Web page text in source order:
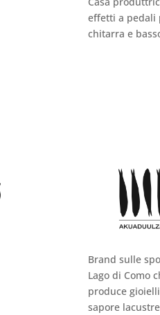
effetti a pedali
chitarra e
Brand sulle
Lago di Como
produce
sapore